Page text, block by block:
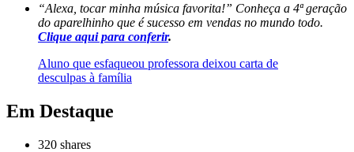
“Alexa, tocar minha música favorita!” Conheça a 4ª geração
do aparelhinho que é sucesso em vendas no mundo todo.
Clique aqui para conferir.
Aluno que esfaqueou professora deixou carta de
desculpas à família
Em Destaque
320 shares